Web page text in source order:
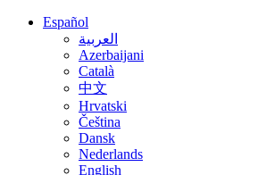
Español
العربية
Azerbaijani
Català
中文
Hrvatski
Čeština
Dansk
Nederlands
English